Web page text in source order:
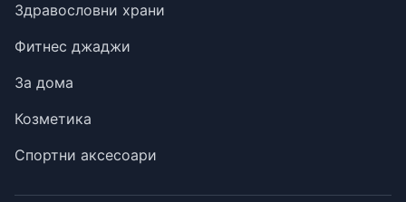
Здравословни храни
Фитнес джаджи
За дома
Козметика
Спортни аксесоари